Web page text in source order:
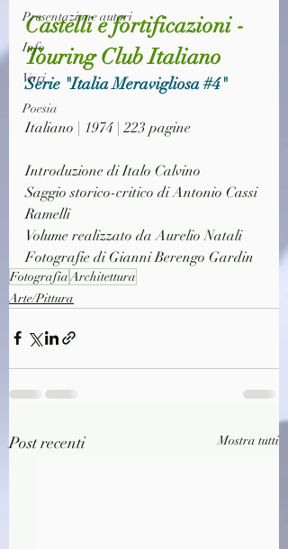
Presentazione autori
Info
Vari
Poesia
Castelli e fortificazioni -
Touring Club Italiano
Serie "Italia Meravigliosa #4"
Italiano | 1974 | 223 pagine
Introduzione di Italo Calvino
Saggio storico-critico di Antonio Cassi
Ramelli
Volume realizzato da Aurelio Natali
Fotografie di Gianni Berengo Gardin
FotografiaArchitettura
Arte/Pittura
Post recenti Mostra tutti